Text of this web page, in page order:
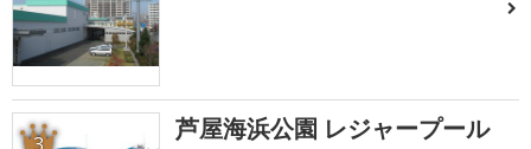
芦屋海浜公園 レジャープール